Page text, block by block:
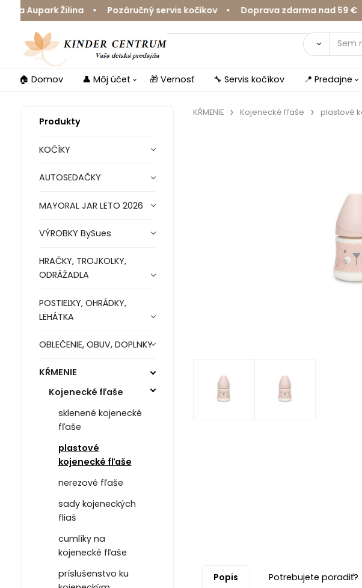
Aupark Žilina • Pozáručný servis kočíkov • Doprava zdarma nad 59 €
🏠 Domov 👤 Môj účet 🎁 Vernosť 🔧 Servis kočíkov 📍 Predajne
Produkty
KOČÍKY
AUTOSEDAČKY
MAYORAL JAR LETO 2026
VÝROBKY BySues
HRAČKY, TROJKOLKY,
ODRÁŽADLA
POSTIEĽKY, OHRÁDKY,
LEHÁTKA
OBLEČENIE, OBUV, DOPLNKY
KŔMENIE
Kojenecké fľaše
sklenené kojenecké
fľaše
plastové
kojenecké fľaše
nerezové fľaše
sady kojeneckých
fliaš
cumlíky na
kojenecké fľaše
príslušenstvo ku
KŔMENIE Kojenecké fľaše plastové
Popis Potrebujete poradiť?